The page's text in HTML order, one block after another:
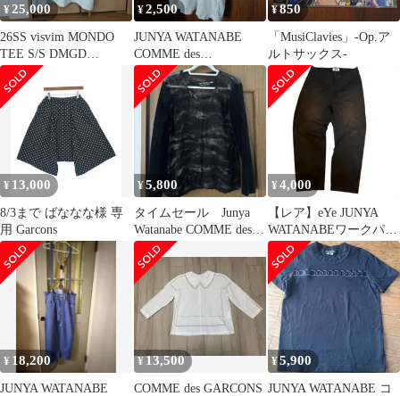
¥25,000
26SS visvim MONDO
TEE S/S DMGD
LT.GREEN
¥2,500
JUNYA WATANABE
COMME des
GARÇONS タンクト
ップ
¥850
「MusiClavies」-Op.ア
ルトサックス-
¥ 13,000
8/3まで ばななな様 専
用 Garcons
¥5,800
タイムセール Junya
Watanabe COMME des
GARÇON
¥ 4,000
【レア】eYe JUNYA
WATANABEワークパン
ツ
¥ 18,200
JUNYA WATANABE
¥13,500
COMME des GARCONS
¥5,900
JUNYA WATANABE コ